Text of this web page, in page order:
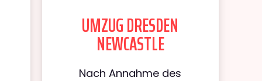
UMZUG DRESDEN
NEWCASTLE
Nach Annahme des